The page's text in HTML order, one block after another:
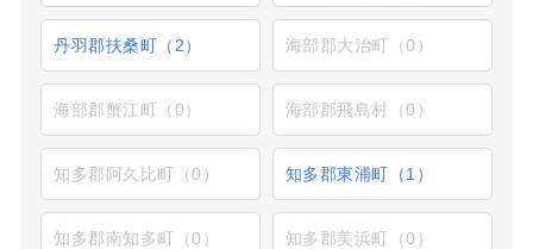
丹羽郡扶桑町（2） 海部郡大治町（0）
海部郡蟹江町（0） 海部郡飛島村（0）
知多郡阿久比町（0） 知多郡東浦町（1）
知多郡南知多町（0） 知多郡美浜町（0）